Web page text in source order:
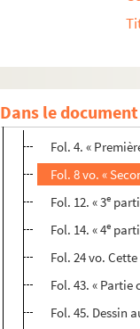
Dans le
Ms Chiflet 8. «
Ms Chiflet 10. «
Ms Chiflet 11. «
Fol. 4. «
Fol. 8 vo. «
Fol. 12. « 3e
Fol. 14. « 4e
Fol. 24 vo.
Fol. 43. «
Fol. 45. Dessin